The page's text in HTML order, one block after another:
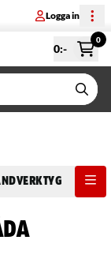
Logga in
0:-
0